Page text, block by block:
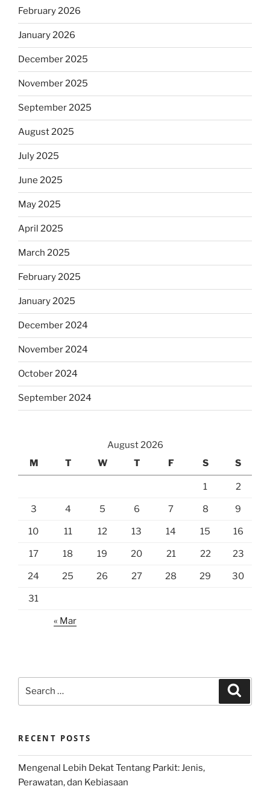
February 2026
January 2026
December 2025
November 2025
September 2025
August 2025
July 2025
June 2025
May 2025
April 2025
March 2025
February 2025
January 2025
December 2024
November 2024
October 2024
September 2024
August 2026
M
T W T F S S
1 2
3 4 5 6 7 8 9
10 11 12 13 14 15 16
17 18 19 20 21 22 23
24 25 26 27 28 29 30
31
« Mar
RECENT POSTS
Mengenal Lebih Dekat Tentang Parkit: Jenis,
Perawatan, dan Kebiasaan